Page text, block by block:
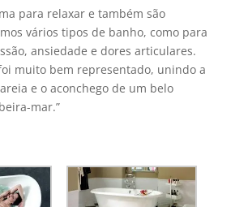
para relaxar e também são
vários tipos de banho, como para
ansiedade e dores articulares.
muito bem representado, unindo a
e o aconchego de um belo
mar.”